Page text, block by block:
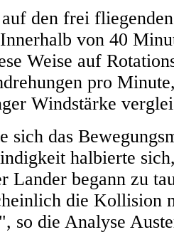
den frei
von 40
Weise auf
pro
Windstärke
sich das
halbierte
Lander begann zu
die Kollision
so die Analyse